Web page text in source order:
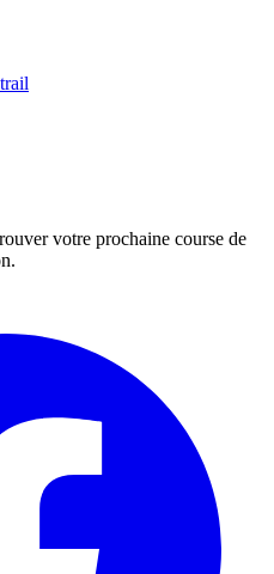
votre prochaine course de